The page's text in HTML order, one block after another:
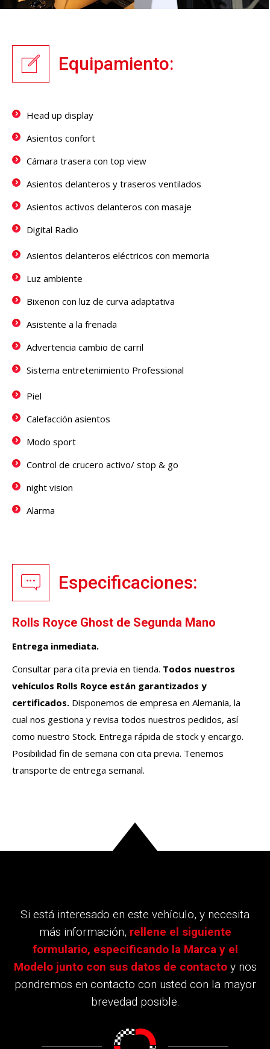
Equipamiento:
Head up display
Asientos confort
Cámara trasera con top view
Asientos delanteros y traseros ventilados
Asientos activos delanteros con masaje
Digital Radio
Asientos delanteros eléctricos con memoria
Luz ambiente
Bixenon con luz de curva adaptativa
Asistente a la frenada
Advertencia cambio de carril
Sistema entretenimiento Professional
Piel
Calefacción asientos
Modo sport
Control de crucero activo/ stop & go
night vision
Alarma
Especificaciones:
Rolls Royce Ghost de Segunda Mano
Entrega inmediata.
Consultar para cita previa en tienda. Todos nuestros
vehículos Rolls Royce están garantizados y
certificados. Disponemos de empresa en Alemania, la
cual nos gestiona y revisa todos nuestros pedidos, así
como nuestro Stock. Entrega rápida de stock y encargo.
Posibilidad fin de semana con cita previa. Tenemos
transporte de entrega semanal.
Si está interesado en este vehículo, y necesita
más información, rellene el siguiente
formulario, especificando la Marca y el
Modelo junto con sus datos de contactoy nos
pondremos en contacto con usted con la mayor
brevedad posible.